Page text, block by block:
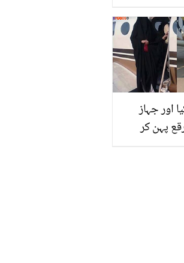
سے بچا سکتے
اور جہاز
پہن کر